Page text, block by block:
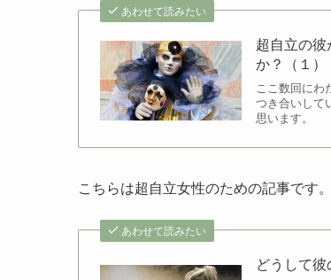
あわせて読みたい
超自立の彼
か？（１）
ここ数回にわ
つき合いして
思います。
こちらは超自立女性のための記事です。
あわせて読みたい
どうして彼